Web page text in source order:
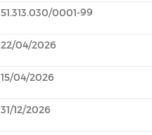
51.313.030/0001-99
22/04/2026
15/04/2026
31/12/2026